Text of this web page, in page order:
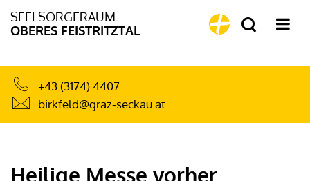
SEELSORGERAUM
OBERES FEISTRITZTAL
+43 (3174) 4407
birkfeld@graz-seckau.at
Heilige Messe vorher